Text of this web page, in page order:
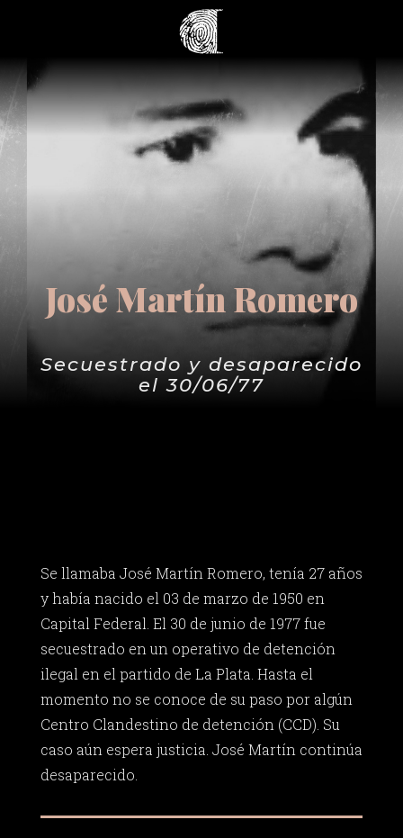
José Martín Romero
Secuestrado y desaparecido
el 30/06/77
Se llamaba José Martín Romero, tenía 27 años
y había nacido el 03 de marzo de 1950 en
Capital Federal. El 30 de junio de 1977 fue
secuestrado en un operativo de detención
ilegal en el partido de La Plata. Hasta el
momento no se conoce de su paso por algún
Centro Clandestino de detención (CCD). Su
caso aún espera justicia. José Martín continúa
desaparecido.